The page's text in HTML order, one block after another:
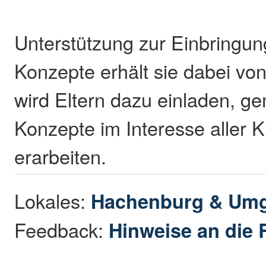
Unterstützung zur
Konzepte erhält sie dabei
wird Eltern dazu einladen,
Konzepte im Interesse aller
erarbeiten.
Lokales: Hachenburg &
Feedback: Hinweise an die